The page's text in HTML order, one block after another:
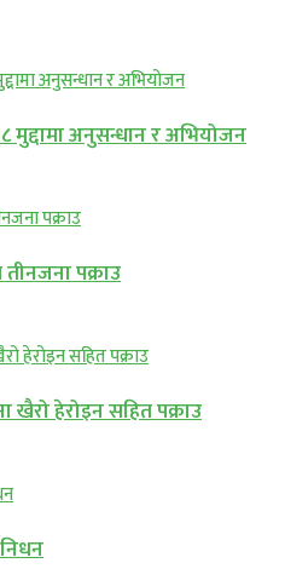
मुद्दामा अनुसन्धान र अभियोजन
पक्राउ
खैरो हेरोइन सहित पक्राउ